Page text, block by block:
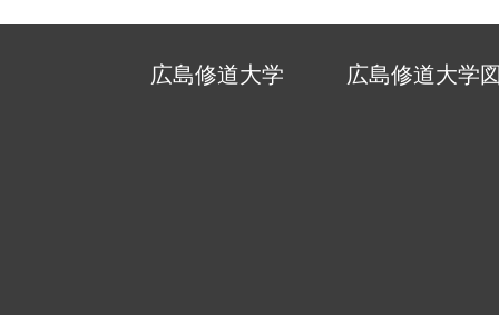
広島修道大学 広島修道大学